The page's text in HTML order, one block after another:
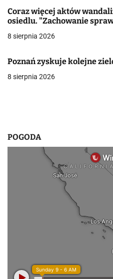
p
i
u
Coraz więcej aktów
osiedlu. "Zachowanie
8 sierpnia 2026
Poznań zyskuje kolejne
8 sierpnia 2026
POGODA